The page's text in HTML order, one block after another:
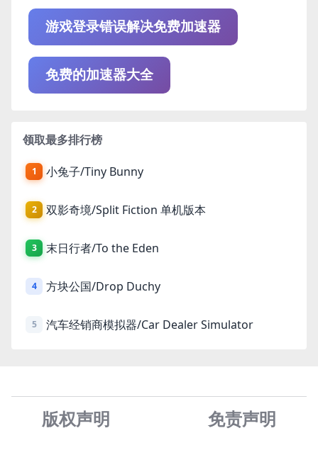
游戏登录错误解决免费加速器
免费的加速器大全
领取最多排行榜
1 小兔子/Tiny Bunny
2 双影奇境/Split Fiction 单机版本
3 末日行者/To the Eden
4 方块公国/Drop Duchy
5 汽车经销商模拟器/Car Dealer Simulator
版权声明 免责声明